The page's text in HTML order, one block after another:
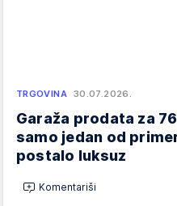
TRGOVINA 30.07.2026.
Garaža prodata za
samo jedan od
postalo luksuz
Komentariši